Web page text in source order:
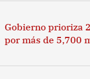
Gobierno prioriza
por más de 5,700